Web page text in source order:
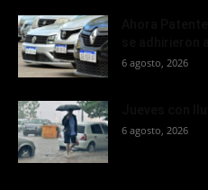
6 agosto, 2026
6 agosto, 2026